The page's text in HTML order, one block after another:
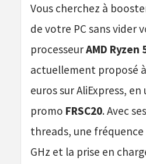
Vous cherchez à
de votre PC sans vider
processeurAMD Ryzen
actuellement proposé
euros sur AliExpress,
promo FRSC20. Avec
threads, une
GHz et la prise en